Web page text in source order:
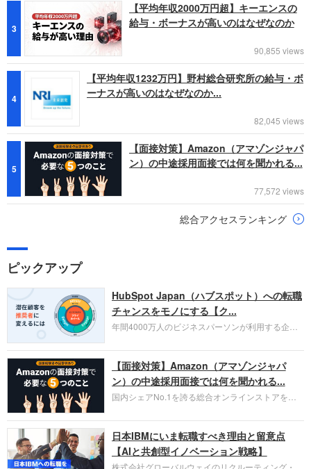
3
【平均年収2000万円超】キーエンスの
給与・ボーナスが高いのはなぜなのか
90,855 views
4
【平均年収1232万円】野村総合研究所の給与・ボ
ーナスが高いのはなぜなのか...
82,045 views
5
【面接対策】Amazon（アマゾンジャパ
ン）の中途採用面接では何を聞かれる...
77,572 views
総合アクセスランキング
ピックアップ
HubSpot Japan（ハブスポット）への転職
チャンスをモノにする【ク...
年間4000万人のビジネスパーソンが利用する企業
お勧めするイチオシ企業をご紹介します。今回はク
ラウド型CRMプラットフォームを提供する
HubSpot Japan（ハブスポット・ジャパン）株式会
社です。採用面接対策の企業研究にご活用くださ
い。
【面接対策】Amazon（アマゾンジャパ
ン）の中途採用面接では何を聞かれる...
国内シェアNo.1を誇る総合オンラインストアを運
圧倒的な存在感を持つAmazon。中途採用面接では
過去の具体的な業務成果やリーダーシップの発揮、
失敗からの学びが重視され、人間性やカルチャーフ
ィットも評価対象となり、長期的に成長できる仲間
日本IBMにいま転職すべき理由と留意点
【AIと共創型イノベーション戦略】
株式会社グローバルウェイのリクルーティング・パ